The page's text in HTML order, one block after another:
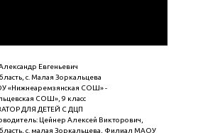
Евгеньевич
с. Малая Зоркальцева
«Нижнеаремзянская СОШ» -
СОШ», 9 класс
ДЛЯ ДЕТЕЙ С ДЦП
Цейнер Алексей Викторович,
с. малая Зоркальцева, Филиал МАОУ